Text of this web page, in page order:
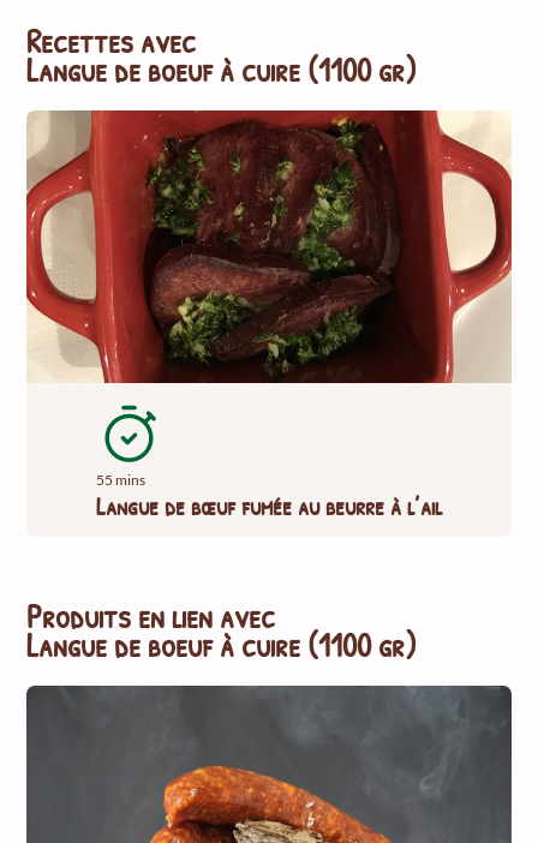
Recettes avec
Langue de boeuf à cuire (1100 gr)
55 mins
Langue de bœuf fumée au beurre à l’ail
Produits en lien avec
Langue de boeuf à cuire (1100 gr)